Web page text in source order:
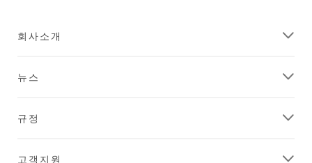
회사소개
뉴스
규정
고객지원